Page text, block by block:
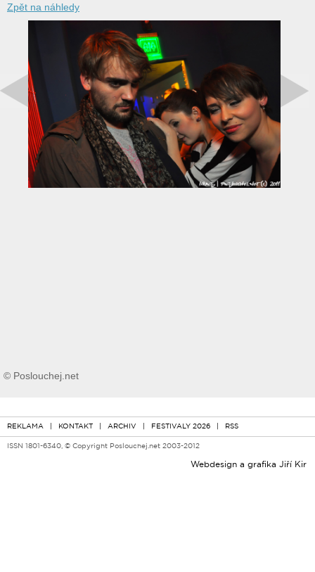
Zpět na náhledy
© Poslouchej.net
REKLAMA | KONTAKT | ARCHIV | FESTIVALY 2026 | RSS
ISSN 1801-6340, © Copyright Poslouchej.net 2003-2012
Webdesign a grafika Jiří Kir